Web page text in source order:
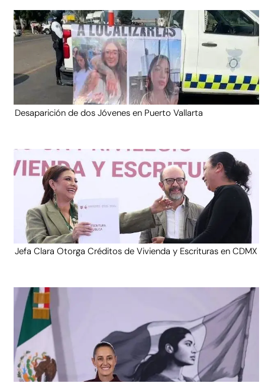
Desaparición de dos Jóvenes en Puerto Vallarta
Jefa Clara Otorga Créditos de Vivienda y Escrituras en CDMX